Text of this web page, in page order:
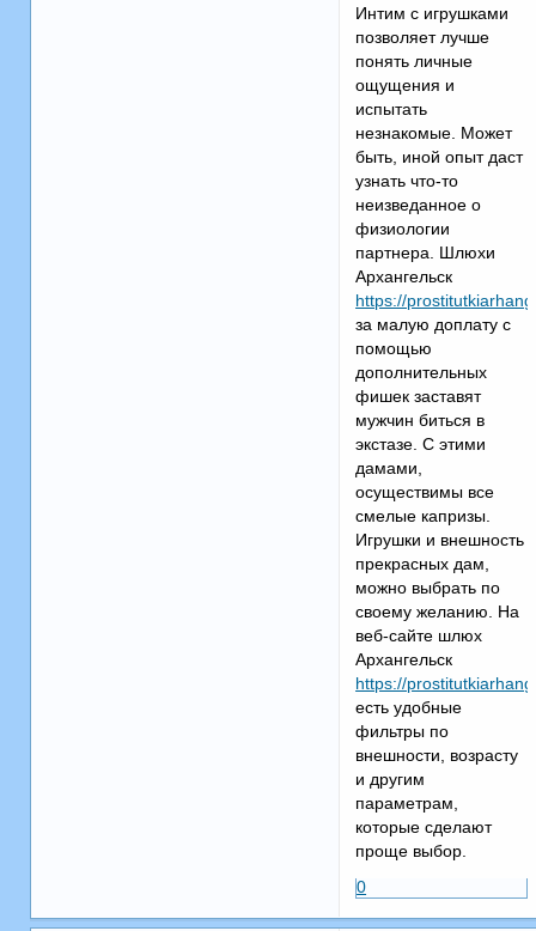
Интим с игрушками
позволяет лучше
понять личные
ощущения и
испытать
незнакомые. Может
быть, иной опыт даст
узнать что-то
неизведанное о
физиологии
партнера. Шлюхи
Архангельск
https://
за малую доплату с
помощью
дополнительных
фишек заставят
мужчин биться в
экстазе. С этими
дамами,
осуществимы все
смелые капризы.
Игрушки и внешность
прекрасных дам,
можно выбрать по
своему желанию. На
веб-сайте шлюх
Архангельск
https://
есть удобные
фильтры по
внешности, возрасту
и другим
параметрам,
которые сделают
проще выбор.
0